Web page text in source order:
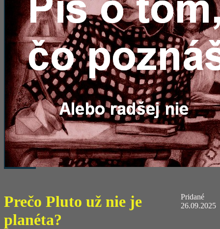
Pridané
26.09.2025
Prečo Pluto už nie je
planéta?